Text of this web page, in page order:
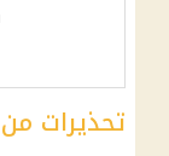
تحذيرات